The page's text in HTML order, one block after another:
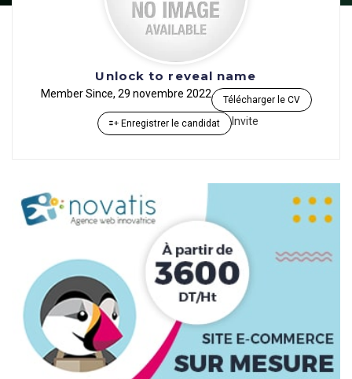
Unlock to reveal name
Member Since, 29 novembre 2022 Télécharger le CV
Enregistrer le candidat Invite